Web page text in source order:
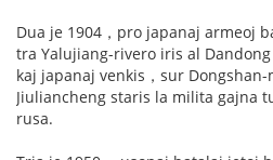
Dua je 1904，pro japanaj armeoj
tra Yalujiang-rivero iris al
kaj japanaj venkis，sur
Jiuliancheng staris la milita gajna
rusa.